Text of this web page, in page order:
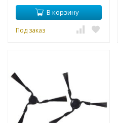
В корзину
Под заказ